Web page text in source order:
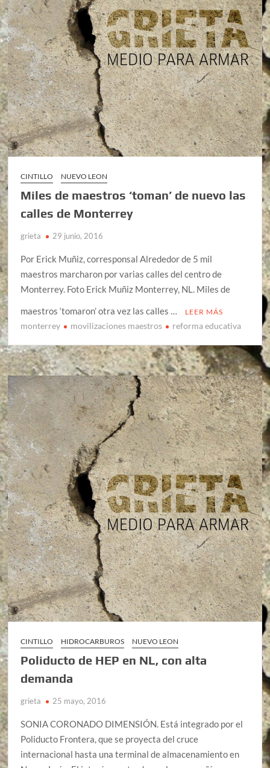
CINTILLO NUEVO LEON
Miles de maestros ‘toman’ de nuevo las
calles de Monterrey
grieta 29 junio, 2016
Por Erick Muñiz, corresponsal Alrededor de 5 mil
maestros marcharon por varias calles del centro de
Monterrey. Foto Erick Muñiz Monterrey, NL. Miles de
maestros ‘tomaron’ otra vez las calles …
LEER MÁS
monterrey movilizaciones maestros reforma educativa
CINTILLO HIDROCARBUROS NUEVO LEON
Poliducto de HEP en NL, con alta
demanda
grieta 25 mayo, 2016
SONIA CORONADO DIMENSIÓN. Está integrado por el
Poliducto Frontera, que se proyecta del cruce
internacional hasta una terminal de almacenamiento en